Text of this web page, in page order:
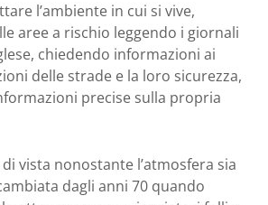
l’ambiente in cui si vive,
aree a rischio leggendo i giornali
chiedendo informazioni ai
delle strade e la loro sicurezza,
precise sulla propria
vista nonostante l’atmosfera sia
dagli anni 70 quando